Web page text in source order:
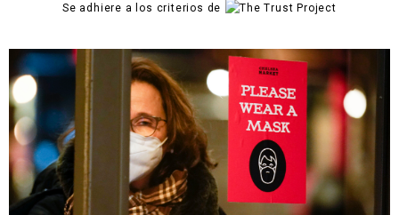
Se adhiere a los criterios de